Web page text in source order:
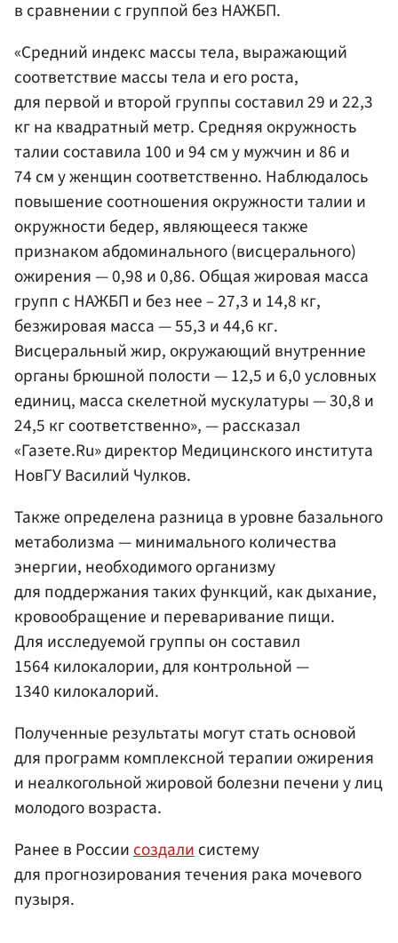
в сравнении с группой без НАЖБП.
«Средний индекс массы тела, выражающий
соответствие массы тела и его роста,
для первой и второй группы составил 29 и 22,3
кг на квадратный метр. Средняя окружность
талии составила 100 и 94 см у мужчин и 86 и
74 см у женщин соответственно. Наблюдалось
повышение соотношения окружности талии и
окружности бедер, являющееся также
признаком абдоминального (висцерального)
ожирения — 0,98 и 0,86. Общая жировая масса
групп с НАЖБП и без нее – 27,3 и 14,8 кг,
безжировая масса — 55,3 и 44,6 кг.
Висцеральный жир, окружающий внутренние
органы брюшной полости — 12,5 и 6,0 условных
единиц, масса скелетной мускулатуры — 30,8 и
24,5 кг соответственно», — рассказал
«Газете.Ru» директор Медицинского института
НовГУ Василий Чулков.
Также определена разница в уровне базального
метаболизма — минимального количества
энергии, необходимого организму
для поддержания таких функций, как дыхание,
кровообращение и переваривание пищи.
Для исследуемой группы он составил
1564 килокалории, для контрольной —
1340 килокалорий.
Полученные результаты могут стать основой
для программ комплексной терапии ожирения
и неалкогольной жировой болезни печени у лиц
молодого возраста.
Ранее в Россиисоздалисистему
для прогнозирования течения рака мочевого
пузыря.